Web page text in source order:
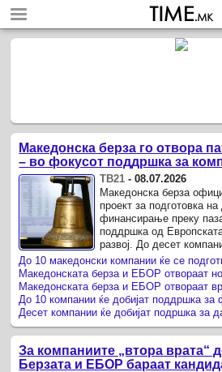
Македонска берза го отвора
– во фокусот поддршка за
ТВ21 -08.07.2026
Македонска берза
проект за подготовка
финансирање преку
поддршка од
развој. До десет
професионална
подготвеност за
За компаниите „втора врата“
Берзата и ЕБОР бараат